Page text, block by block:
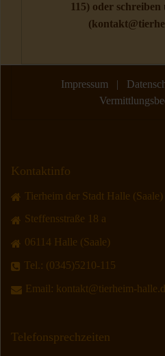
115) oder
(
Impressum |
Kontaktinfo
Tierheim der Stadt Halle (Saale)
Steffensstraße 18 a
06114 Halle (Saale)
Tel.: (0345)5210-115
Email: kontakt@tierheim-
Telefonsprechzeiten